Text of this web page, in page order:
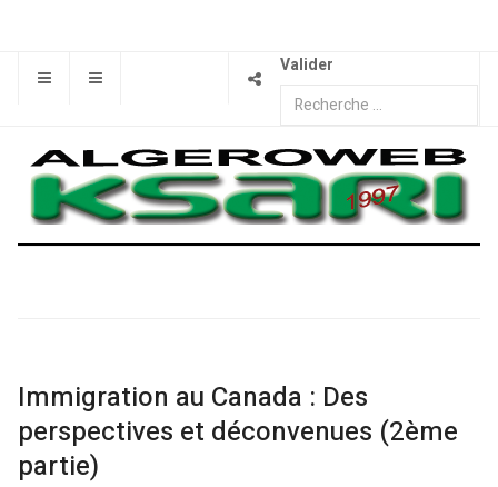
Valider
Immigration au Canada : Des
perspectives et déconvenues (2ème
partie)